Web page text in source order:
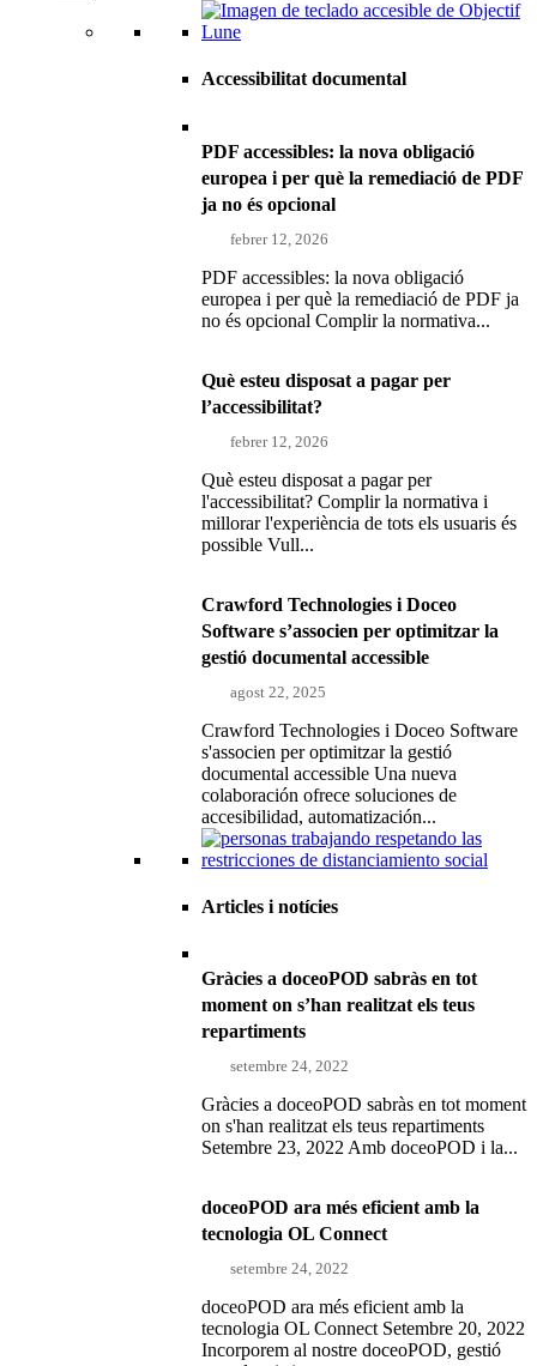
Accessibilitat documental
PDF accessibles: la nova obligació
europea i per què la remediació de PDF
ja no és opcional
febrer 12, 2026
PDF accessibles: la nova obligació
europea i per què la remediació de PDF ja
no és opcional Complir la normativa...
Què esteu disposat a pagar per
l’accessibilitat?
febrer 12, 2026
Què esteu disposat a pagar per
l'accessibilitat? Complir la normativa i
millorar l'experiència de tots els usuaris és
possible Vull...
Crawford Technologies i Doceo
Software s’associen per optimitzar la
gestió documental accessible
agost 22, 2025
Crawford Technologies i Doceo Software
s'associen per optimitzar la gestió
documental accessible Una nueva
colaboración ofrece soluciones de
accesibilidad, automatización...
Articles i notícies
Gràcies a doceoPOD sabràs en tot
moment on s’han realitzat els teus
repartiments
setembre 24, 2022
Gràcies a doceoPOD sabràs en tot moment
on s'han realitzat els teus repartiments
Setembre 23, 2022 Amb doceoPOD i la...
doceoPOD ara més eficient amb la
tecnologia OL Connect
setembre 24, 2022
doceoPOD ara més eficient amb la
tecnologia OL Connect Setembre 20, 2022
Incorporem al nostre doceoPOD, gestió